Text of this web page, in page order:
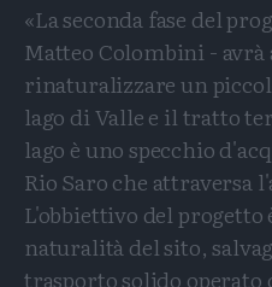
«La seconda fase del
Matteo Colombini - avrà
rinaturalizzare un
lago di Valle e il tratto
lago è uno specchio
Rio Saro che attraversa
L'obbiettivo del
naturalità del sito,
trasporto solido